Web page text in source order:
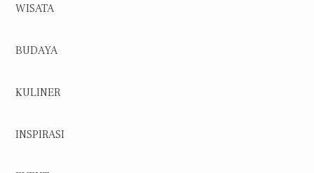
WISATA
BUDAYA
KULINER
INSPIRASI